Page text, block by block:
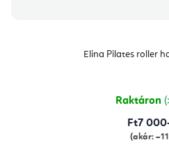
Elina Pilates roller
Raktáron
Ft7
(akár: